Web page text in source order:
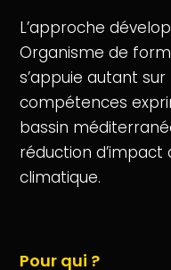
L’approche
Organisme de
s’appuie autant
compétences
bassin
réduction d’impact
climatique.
Pour qui ?